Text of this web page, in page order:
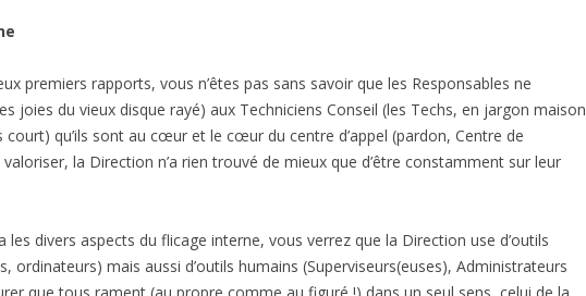
premiers rapports, vous n’êtes pas sans savoir que les Responsables ne
joies du vieux disque rayé) aux Techniciens Conseil (les Techs, en jargon maison
court) qu’ils sont au cœur et le cœur du centre d’appel (pardon, Centre de
la Direction n’a rien trouvé de mieux que d’être constamment sur leur
les divers aspects du flicage interne, vous verrez que la Direction use d’outils
ordinateurs) mais aussi d’outils humains (Superviseurs(euses), Administrateurs
que tous rament (au propre comme au figuré !) dans un seul sens, celui de la